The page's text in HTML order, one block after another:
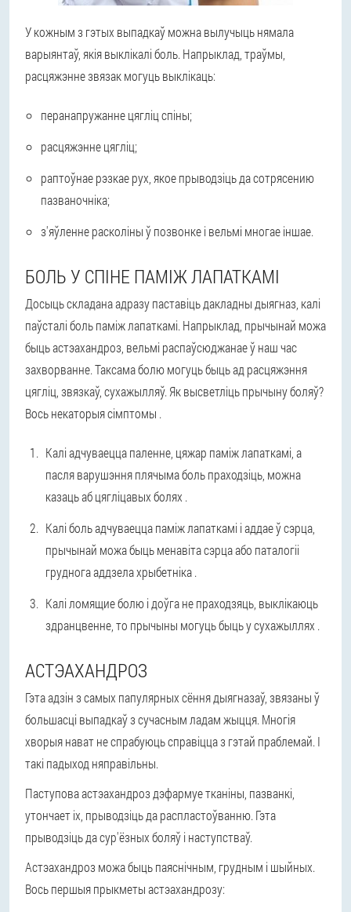
У кожным з гэтых выпадкаў можна вылучыць нямала
варыянтаў, якія выклікалі боль. Напрыклад, траўмы,
расцяжэнне звязак могуць выклікаць:
перанапружанне цягліц спіны;
расцяжэнне цягліц;
раптоўнае рэзкае рух, якое прыводзіць да сотрясению
пазваночніка;
з'яўленне расколіны ў позвонке і вельмі многае іншае.
БОЛЬ У СПІНЕ ПАМІЖ ЛАПАТКАМІ
Досыць складана адразу паставіць дакладны дыягназ, калі
паўсталі боль паміж лапаткамі. Напрыклад, прычынай можа
быць астэахандроз, вельмі распаўсюджанае ў наш час
захворванне. Таксама болю могуць быць ад расцяжэння
цягліц, звязкаў, сухажылляў. Як высветліць прычыну боляў?
Вось некаторыя сімптомы .
Калі адчуваецца паленне, цяжар паміж лапаткамі, а
пасля варушэння плячыма боль праходзіць, можна
казаць аб цягліцавых болях .
Калі боль адчуваецца паміж лапаткамі і аддае ў сэрца,
прычынай можа быць менавіта сэрца або паталогіі
груднога аддзела хрыбетніка .
Калі ломящие болю і доўга не праходзяць, выклікаюць
здранцвенне, то прычыны могуць быць у сухажыллях .
АСТЭАХАНДРОЗ
Гэта адзін з самых папулярных сёння дыягназаў, звязаны ў
большасці выпадкаў з сучасным ладам жыцця. Многія
хворыя нават не спрабуюць справіцца з гэтай праблемай. І
такі падыход няправільны.
Паступова астэахандроз дэфармуе тканіны, пазванкі,
утончает іх, прыводзіць да распластоўванню. Гэта
прыводзіць да сур'ёзных боляў і наступстваў.
Астэахандроз можа быць паяснічным, грудным і шыйных.
Вось першыя прыкметы астэахандрозу: